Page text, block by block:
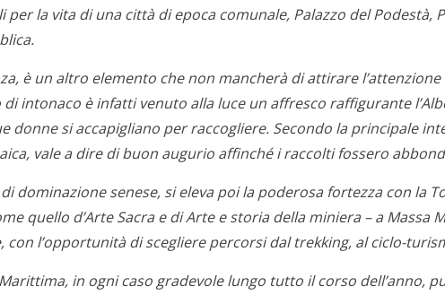
la vita di una città di epoca comunale, Palazzo del Podestà,
è un altro elemento che non mancherà di attirare
intonaco è infatti venuto alla luce un affresco raffigurante
donne si accapigliano per raccogliere. Secondo la principale
vale a dire di buon augurio affinché i raccolti fossero
dominazione senese, si eleva poi la poderosa fortezza con la
quello d’Arte Sacra e di Arte e storia della miniera – a Massa
l’opportunità di scegliere percorsi dal trekking, al ciclo-
in ogni caso gradevole lungo tutto il corso dell’anno,